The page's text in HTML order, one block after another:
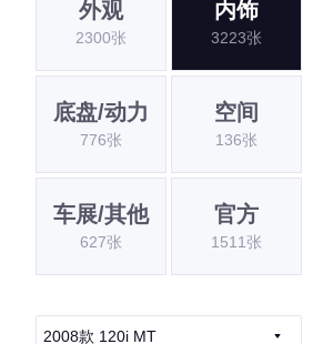
外观
2300张
内饰
3223张
底盘/动力
776张
空间
136张
车展/其他
627张
官方
1511张
2008款 120i MT